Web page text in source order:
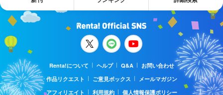
Renta!について ヘルプ Q&A
お問い合わせ
作品リクエスト
ご意見ボックス
メールマガジン
アフィリエイト
利用規約 個人情報保護ポリシー